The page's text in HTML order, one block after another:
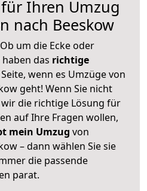
Ihren Umzug
nach Beeskow
um die Ecke oder
das richtige
wenn es Umzüge von
geht! Wenn Sie nicht
die richtige Lösung für
auf Ihre Fragen wollen,
mein Umzug von
– dann wählen Sie sie
die passende
parat.